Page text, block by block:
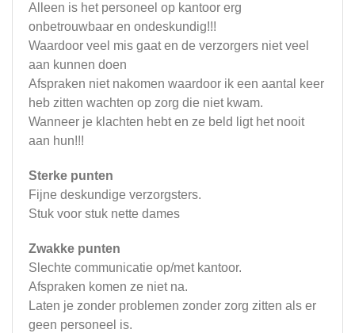
Alleen is het personeel op kantoor erg
onbetrouwbaar en ondeskundig!!!
Waardoor veel mis gaat en de verzorgers niet veel
aan kunnen doen
Afspraken niet nakomen waardoor ik een aantal keer
heb zitten wachten op zorg die niet kwam.
Wanneer je klachten hebt en ze beld ligt het nooit
aan hun!!!
Sterke punten
Fijne deskundige verzorgsters.
Stuk voor stuk nette dames
Zwakke punten
Slechte communicatie op/met kantoor.
Afspraken komen ze niet na.
Laten je zonder problemen zonder zorg zitten als er
geen personeel is.